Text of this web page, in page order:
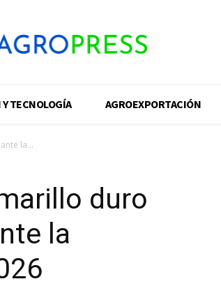
TECNOLOGÍA AGROEXPORTACIÓN
la...
duro
la